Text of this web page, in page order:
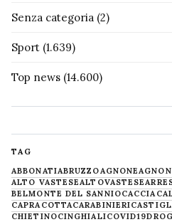
Senza categoria (2)
Sport (1.639)
Top news (14.600)
TAG
ABBONATIABRUZZOAGNONE
ALTO VASTESEALTOVASTESE
BELMONTE DEL SANNIOCACCIA
CAPRACOTTACARABINIERI
CHIETINOCINGHIALICOVID19